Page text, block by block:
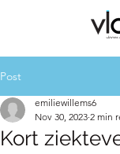
Post
Kort
emiliewillems6
Nov 30, 2023 2 min